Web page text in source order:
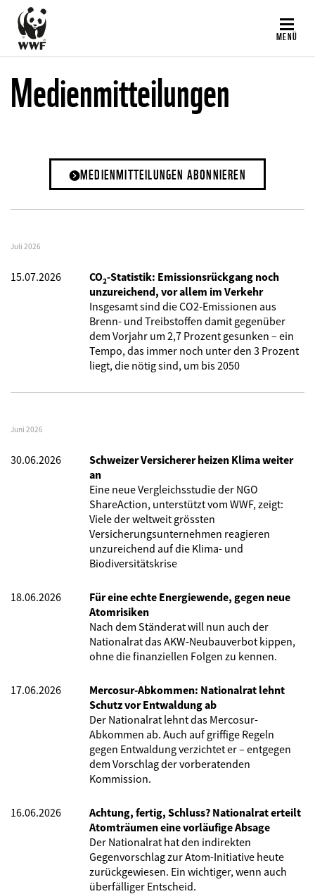
Direkt
zum
Inhalt
MENÜ
Medienmitteilungen
MEDIENMITTEILUNGEN ABONNIEREN
Juli 2026
15.07.2026
CO₂-Statistik: Emissionsrückgang noch
unzureichend, vor allem im Verkehr
Insgesamt sind die CO2-Emissionen aus
Brenn- und Treibstoffen damit gegenüber
dem Vorjahr um 2,7 Prozent gesunken – ein
Tempo, das immer noch unter den 3 Prozent
liegt, die nötig sind, um bis 2050
Juni 2026
30.06.2026
Schweizer Versicherer heizen Klima weiter
an
Eine neue Vergleichsstudie der NGO
ShareAction, unterstützt vom WWF, zeigt:
Viele der weltweit grössten
Versicherungsunternehmen reagieren
unzureichend auf die Klima- und
Biodiversitätskrise
18.06.2026
Für eine echte Energiewende, gegen neue
Atomrisiken
Nach dem Ständerat will nun auch der
Nationalrat das AKW-Neubauverbot kippen,
ohne die finanziellen Folgen zu kennen.
17.06.2026
Mercosur-Abkommen: Nationalrat lehnt
Schutz vor Entwaldung ab
Der Nationalrat lehnt das Mercosur-
Abkommen ab. Auch auf griffige Regeln
gegen Entwaldung verzichtet er – entgegen
dem Vorschlag der vorberatenden
Kommission.
16.06.2026
Achtung, fertig, Schluss? Nationalrat erteilt
Atomträumen eine vorläufige Absage
Der Nationalrat hat den indirekten
Gegenvorschlag zur Atom-Initiative heute
zurückgewiesen. Ein wichtiger, wenn auch
überfälliger Entscheid.